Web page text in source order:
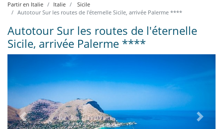
Partir en Italie Italie
Sicile
Autotour Sur les routes de l'éternelle Sicile, arrivée Palerme ****
Autotour Sur les routes de l'éternelle
Sicile, arrivée Palerme ****
Previous Next